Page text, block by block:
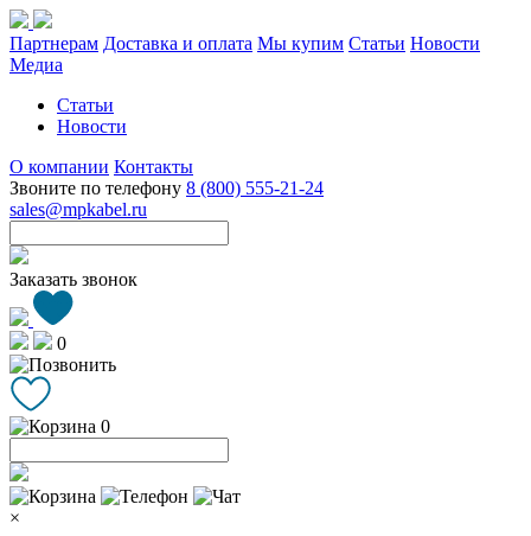
Партнерам Доставка и оплата Мы купим Статьи Новости
Медиа
Статьи
Новости
О компании Контакты
Звоните по телефону 8 (800) 555-21-24
sales@mpkabel.ru
Заказать звонок
0
0
×